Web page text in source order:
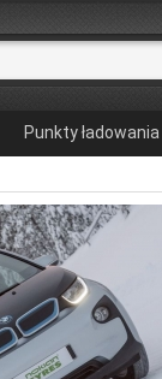
Punkty ładowania